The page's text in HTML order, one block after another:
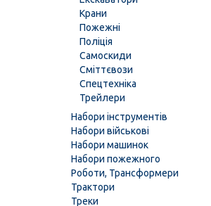
Крани
Пожежні
Поліція
Самоскиди
Сміттєвози
Спецтехніка
Трейлери
Набори інструментів
Набори військові
Набори машинок
Набори пожежного
Роботи, Трансформери
Трактори
Треки